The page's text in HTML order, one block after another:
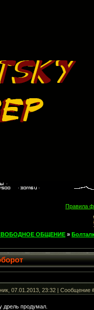
Правила
ОБЩЕНИЕ »
07.01.2013, 23:32 | Сообщение
дрель продумал.